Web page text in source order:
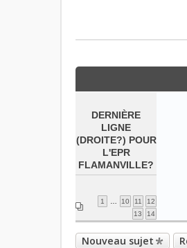
DERNIÈRE
LIGNE
(DROITE?) POUR
L'EPR
FLAMANVILLE?
1 10 11
12
13
14
Nouveau sujet